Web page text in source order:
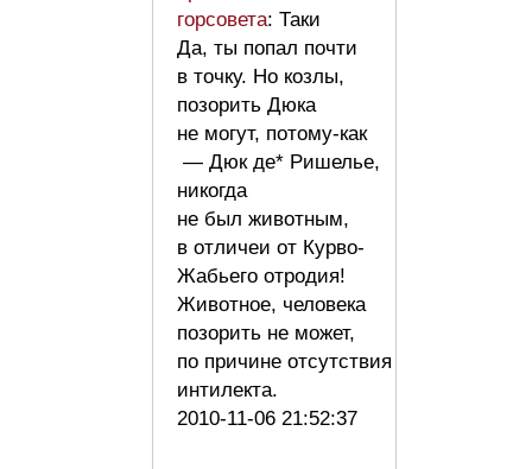
горсовета: Таки
Да, ты попал почти
в точку. Но козлы,
позорить Дюка
не могут, потому-как
— Дюк де* Ришелье,
никогда
не был животным,
в отличеи от Курво-
Жабьего отродия!
Животное, человека
позорить не может,
по причине отсутствия
интилекта.
2010-11-06 21:52:37